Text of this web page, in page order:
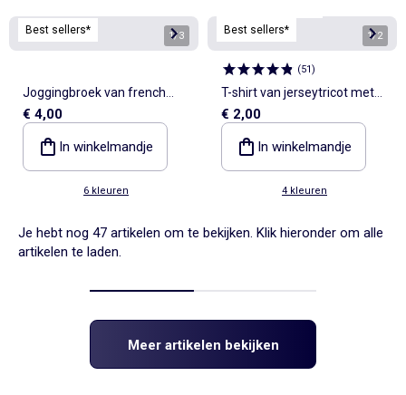
Best sellers* 1/3
Joggingbroek van french
terry
€ 4,00
In winkelmandje
6 kleuren
Best sellers*
1/2
(51)
T-shirt van jerseytricot met
korte mouwen
€ 2,00
In winkelmandje
4 kleuren
Je hebt nog 47 artikelen om te bekijken. Klik hieronder om alle
artikelen te laden.
Meer artikelen bekijken